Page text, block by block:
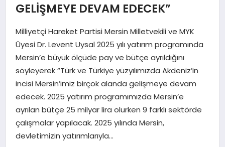
KÜLTÜR SANAT
MAGAZİN
SAĞLIK
GELİŞMEYE DEVAM EDECEK”
Milliyetçi Hareket Partisi Mersin Milletvekili ve MYK
Üyesi Dr. Levent Uysal 2025 yılı yatırım programında
Mersin’e büyük ölçüde pay ve bütçe ayrıldığını
söyleyerek “Türk ve Türkiye yüzyılımızda Akdeniz’in
incisi Mersin’imiz birçok alanda gelişmeye devam
edecek. 2025 yatırım programımızda Mersin’e
ayrılan bütçe 25 milyar lira olurken 9 farklı sektörde
çalışmalar yapılacak. 2025 yılında Mersin,
devletimizin yatırımlarıyla…